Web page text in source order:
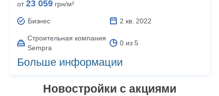
от23 059 грн/м²
Бизнес 2 кв. 2022
Строительная компания
Sempra
0 из 5
Больше информации
Новостройки с акциями